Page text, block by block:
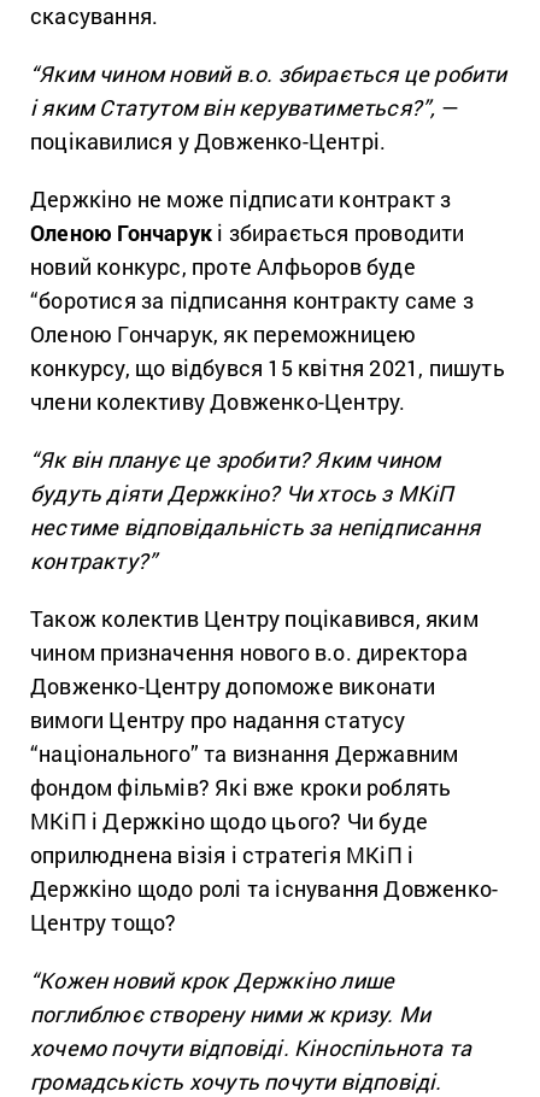
скасування.
“Яким чином новий в.о. збирається це робити
і яким Статутом він керуватиметься?”, —
поцікавилися у Довженко-Центрі.
Держкіно не може підписати контракт з
Оленою Гончарук і збирається проводити
новий конкурс, проте Алфьоров буде
“боротися за підписання контракту саме з
Оленою Гончарук, як переможницею
конкурсу, що відбувся 15 квітня 2021, пишуть
члени колективу Довженко-Центру.
“Як він планує це зробити? Яким чином
будуть діяти Держкіно? Чи хтось з МКіП
нестиме відповідальність за непідписання
контракту?”
Також колектив Центру поцікавився, яким
чином призначення нового в.о. директора
Довженко-Центру допоможе виконати
вимоги Центру про надання статусу
“національного” та визнання Державним
фондом фільмів? Які вже кроки роблять
МКіП і Держкіно щодо цього? Чи буде
оприлюднена візія і стратегія МКіП і
Держкіно щодо ролі та існування Довженко-
Центру тощо?
“Кожен новий крок Держкіно лише
поглиблює створену ними ж кризу. Ми
хочемо почути відповіді. Кіноспільнота та
громадськість хочуть почути відповіді.